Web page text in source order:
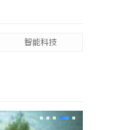
智能科技